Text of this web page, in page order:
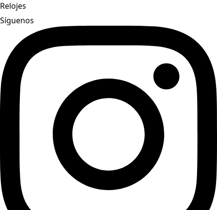
Relojes
Síguenos